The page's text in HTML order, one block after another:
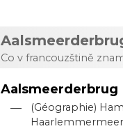
Co v francouzštině
Aalsmeerderbrug
—
(Géographie)